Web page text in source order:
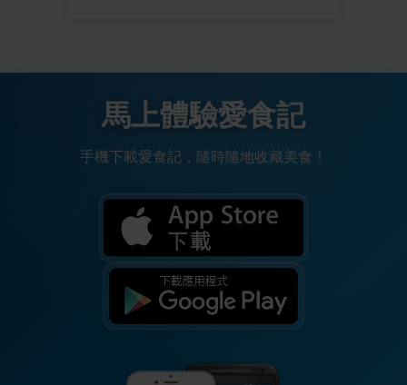
馬上體驗愛食記
手機下載愛食記，隨時隨地收藏美食！